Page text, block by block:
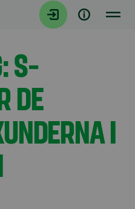
S-
DE
I